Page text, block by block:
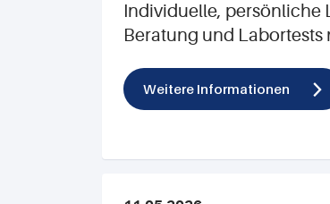
Individuelle, persönliche
Beratung und
Weitere Informationen